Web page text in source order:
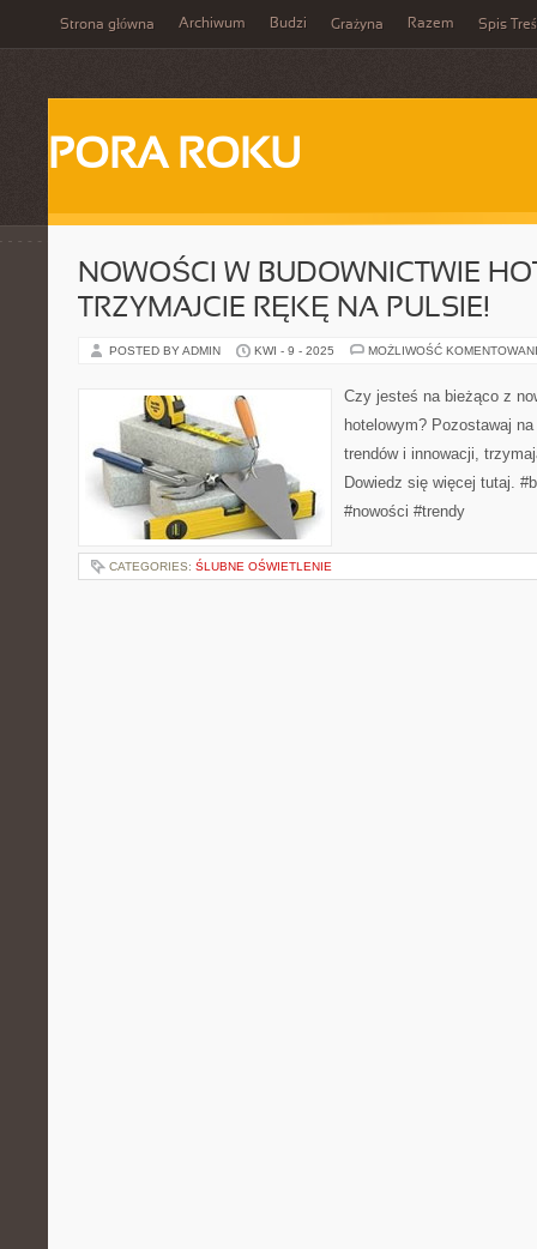
Strona główna Archiwum Budzi Grażyna Razem Spis
PORA ROKU
NOWOŚCI W BUDOWNICTWIE
TRZYMAJCIE RĘKĘ NA PULSIE!
POSTED BY ADMIN KWI - 9 - 2025 MOŻLIWOŚĆ
Czy jesteś na bieżąco z
hotelowym? Pozostawaj
trendów i innowacji,
Dowiedz się więcej tutaj.
#nowości #trendy
CATEGORIES: ŚLUBNE OŚWIETLENIE